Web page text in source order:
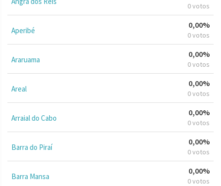
0 votos
Aperibé
0,00%
0 votos
Araruama
0,00%
0 votos
Areal
0,00%
0 votos
Arraial do Cabo
0,00%
0 votos
Barra do Piraí
0,00%
0 votos
Barra Mansa
0,00%
0 votos